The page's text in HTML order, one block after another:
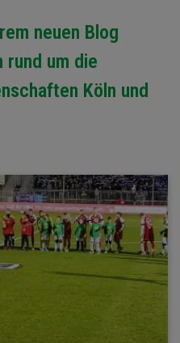
neuen Blog
um die
Köln und